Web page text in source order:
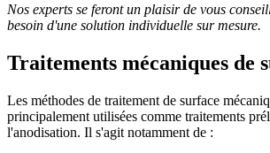
Nos experts se feront un plaisir de vous
besoin d'une solution individuelle sur mesure.
Traitements mécaniques de
Les méthodes de traitement de surface
principalement utilisées comme traitements
l'anodisation. Il s'agit notamment de :